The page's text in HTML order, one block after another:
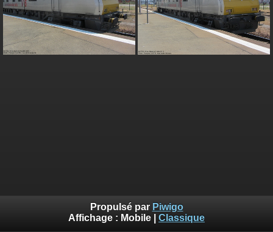
Propulsé par Piwigo
Affichage : Mobile Classique